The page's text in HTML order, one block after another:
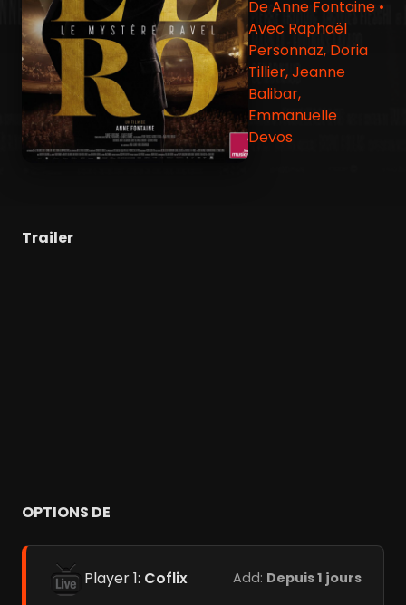
De Anne Fontaine •
Avec Raphaël
Personnaz, Doria
Tillier, Jeanne
Balibar,
Emmanuelle
Devos
Trailer
OPTIONS DE
Player 1: Coflix Add: Depuis 1 jours